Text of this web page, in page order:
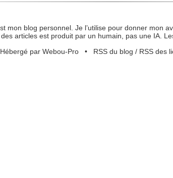
mon blog personnel. Je l’utilise pour donner mon
articles est produit par un humain, pas une IA.
Hébergé par Webou-Pro• RSS du blog / RSS des